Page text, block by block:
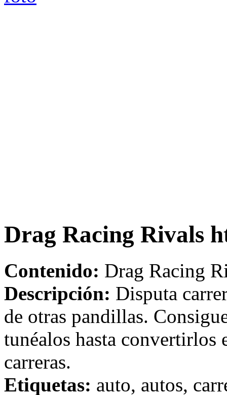
Drag Racing Rivals
Contenido: Drag Racing
Descripción: Disputa
de otras pandillas.
tunéalos hasta convertirlos
carreras.
Etiquetas: auto, autos,